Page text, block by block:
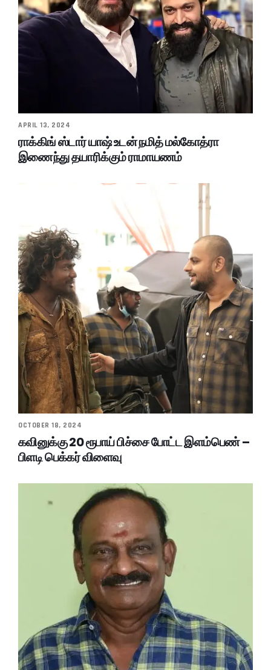
APRIL 13, 2024
ராக்கிங் ஸ்டார் யாஷ் உடன் நமித் மல்கோத்ரா
இணைந்து தயாரிக்கும் ராமாயணம்
OCTOBER 18, 2024
கவினுக்கு 20 ரூபாய் பிச்சை போட்ட இளம்பெண் –
பிளடி பெக்கர் விளைவு